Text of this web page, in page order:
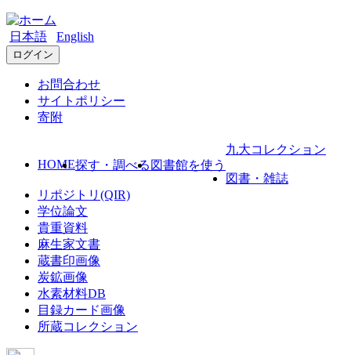
日本語 English
ログイン
お問合わせ
サイトポリシー
寄附
HOME探す・調べる 図書館を使う
九大コレクション
図書・雑誌
リポジトリ(QIR)
学位論文
貴重資料
麻生家文書
蔵書印画像
炭鉱画像
水素材料DB
目録カード画像
所蔵コレクション